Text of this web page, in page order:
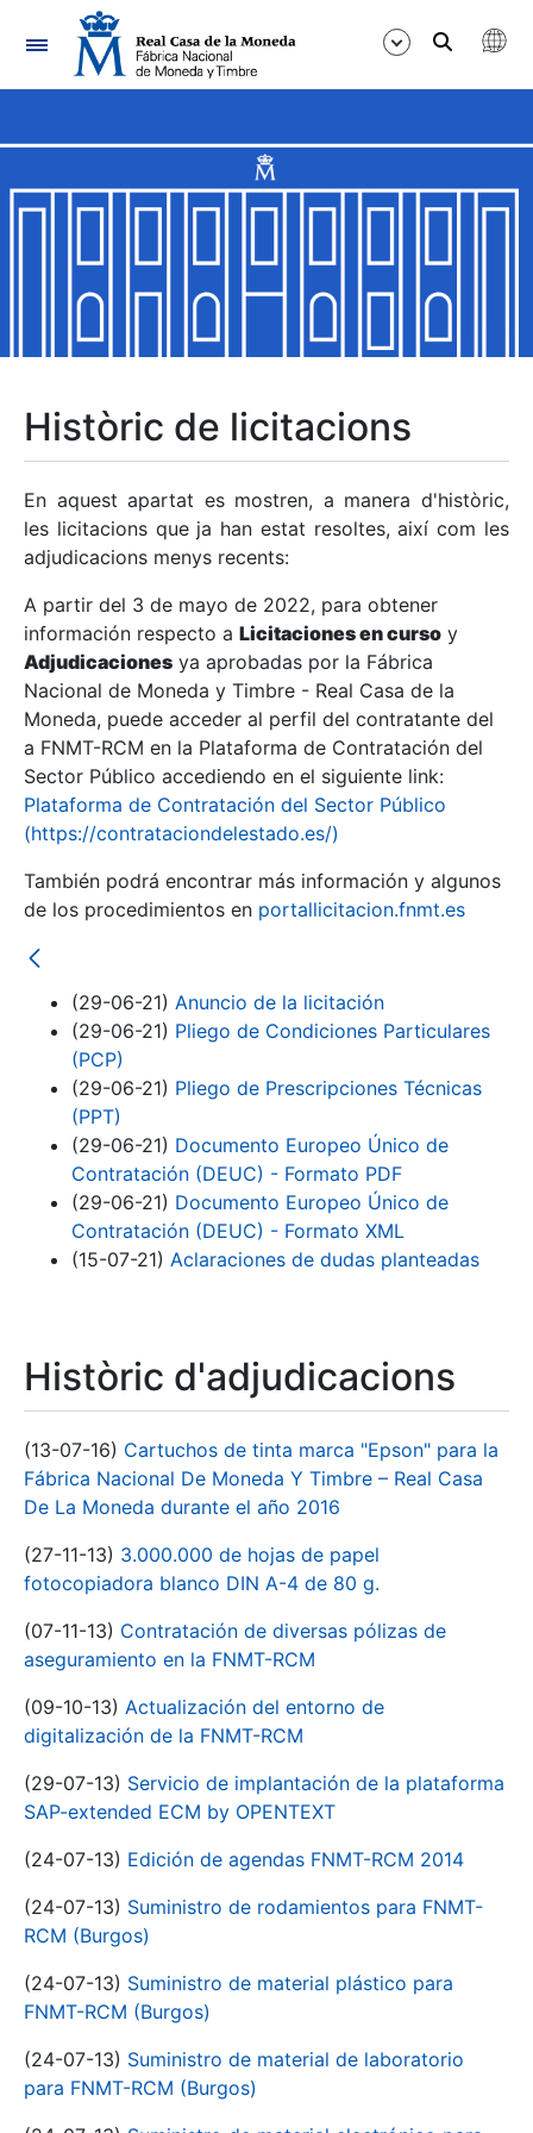
Navegació
Mostra/Amaga
Mostra/Amaga
Mostra/Amaga
Mostra/Amaga
Mostra/Amaga
Històric de licitacions
En aquest apartat es mostren, a manera d'històric,
les licitacions que ja han estat resoltes, així com les
adjudicacions menys recents:
A partir del 3 de mayo de 2022, para obtener
información respecto a Licitaciones en curso y
Adjudicaciones ya aprobadas por la Fábrica
Nacional de Moneda y Timbre - Real Casa de la
Moneda, puede acceder al perfil del contratante del
a FNMT-RCM en la Plataforma de Contratación del
Sector Público accediendo en el siguiente link:
Plataforma de Contratación del Sector Público
(https://contrataciondelestado.es/)
También podrá encontrar más información y algunos
de los procedimientos en portallicitacion.fnmt.es
(29-06-21) Anuncio de la licitación
(29-06-21) Pliego de Condiciones Particulares
(PCP)
(29-06-21) Pliego de Prescripciones Técnicas
(PPT)
(29-06-21) Documento Europeo Único de
Contratación (DEUC) - Formato PDF
(29-06-21) Documento Europeo Único de
Contratación (DEUC) - Formato XML
(15-07-21) Aclaraciones de dudas planteadas
Històric d'adjudicacions
(13-07-16) Cartuchos de tinta marca "Epson" para la
Fábrica Nacional De Moneda Y Timbre – Real Casa
De La Moneda durante el año 2016
(27-11-13) 3.000.000 de hojas de papel
fotocopiadora blanco DIN A-4 de 80 g.
(07-11-13) Contratación de diversas pólizas de
aseguramiento en la FNMT-RCM
(09-10-13) Actualización del entorno de
digitalización de la FNMT-RCM
(29-07-13) Servicio de implantación de la plataforma
SAP-extended ECM by OPENTEXT
(24-07-13) Edición de agendas FNMT-RCM 2014
(24-07-13) Suministro de rodamientos para FNMT-
RCM (Burgos)
(24-07-13) Suministro de material plástico para
FNMT-RCM (Burgos)
(24-07-13) Suministro de material de laboratorio
para FNMT-RCM (Burgos)